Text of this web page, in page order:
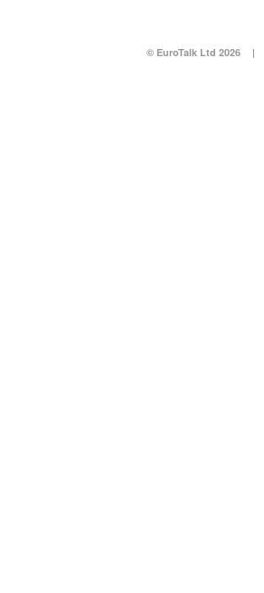
© EuroTalk Ltd 2026 |